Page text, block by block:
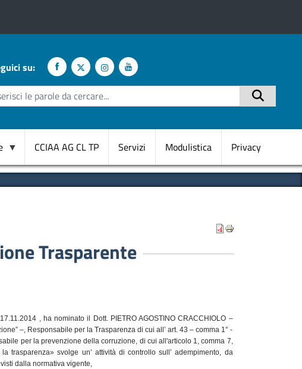
su:
Cerca
CCIAA AG CL TP Servizi Modulistica Privacy
Trasparente
, ha nominato il Dott. PIETRO AGOSTINO CRACCHIOLO –
–, Responsabile per la Trasparenza di cui all’ art. 43 – comma 1° -
per la prevenzione della corruzione, di cui all'articolo 1, comma 7,
trasparenza» svolge un’ attività di controllo sull’ adempimento, da
dalla normativa vigente,